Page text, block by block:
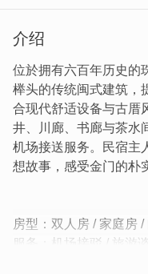
介绍
位於拥有六百年历史的
榉头的传统闽式建筑，
合现代舒适设备与古厝
井、川廊、书廊与茶水
机场接送服务。民宿主
想故事，感受金门的朴
房型：双人房 / 家庭房 /
服务：机场接驳 / 旅游